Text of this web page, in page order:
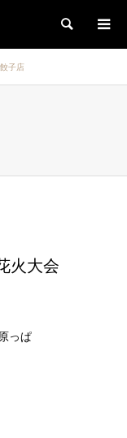
Search
子店
火大会
っぱ